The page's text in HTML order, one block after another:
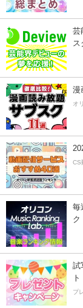
芸
ス
漫
オ
CS
毎
ク
試
ト
プ